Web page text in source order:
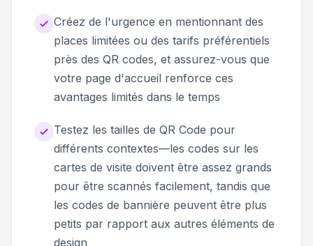
Créez de l'urgence en mentionnant des
places limitées ou des tarifs préférentiels
près des QR codes, et assurez-vous que
votre page d'accueil renforce ces
avantages limités dans le temps
Testez les tailles de QR Code pour
différents contextes—les codes sur les
cartes de visite doivent être assez grands
pour être scannés facilement, tandis que
les codes de bannière peuvent être plus
petits par rapport aux autres éléments de
design